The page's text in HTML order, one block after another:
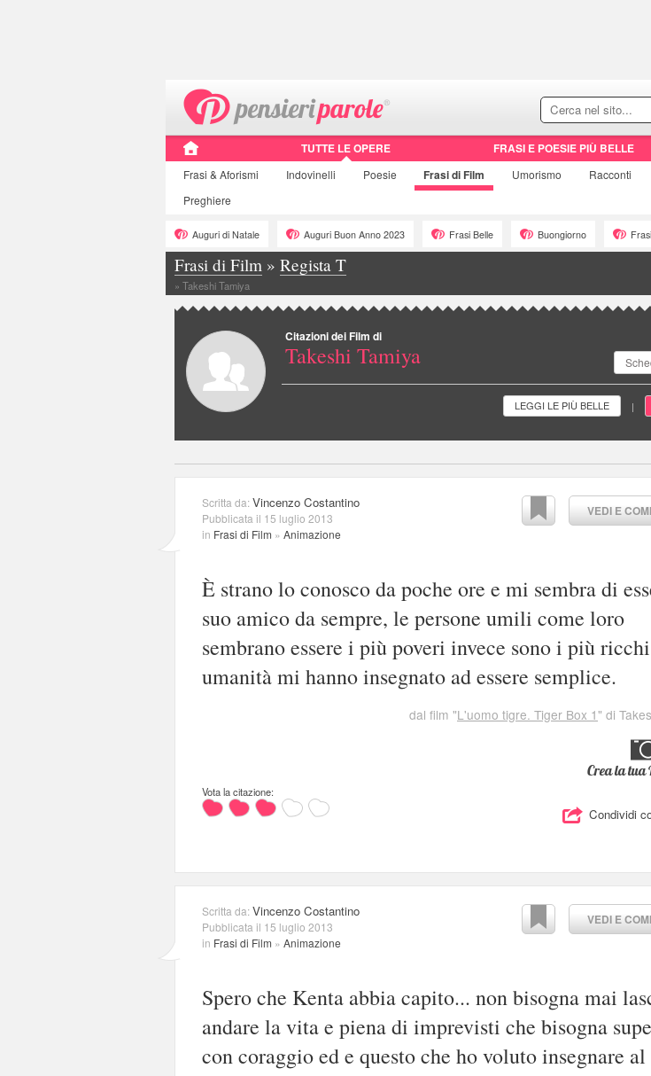
TUTTE LE OPERE FRASI E POESIE PIÙ BELLE
Frasi & Aforismi Indovinelli Poesie Frasi di Film Umorismo Racconti
Preghiere
Auguri di Natale Auguri Buon Anno 2023 Frasi Belle Buongiorno
Frasi di Film » Regista T
» Takeshi Tamiya
Citazioni dei Film di
Takeshi Tamiya
LEGGI LE PIÙ BELLE |
VEDI E
Scritta da:Vincenzo Costantino
Pubblicata il 15 luglio 2013
in Frasi di Film » Animazione
È strano lo conosco da poche ore e mi sembra di
suo amico da sempre, le persone umili come loro
sembrano essere i più poveri invece sono i più
umanità mi hanno insegnato ad essere semplice.
dal film "L'uomo tigre. Tiger Box 1" di
Crea la
Vota la citazione:
Condividi
VEDI E
Scritta da:Vincenzo Costantino
Pubblicata il 15 luglio 2013
in Frasi di Film » Animazione
Spero che Kenta abbia capito... non bisogna mai
andare la vita e piena di imprevisti che bisogna
con coraggio ed e questo che ho voluto insegnare